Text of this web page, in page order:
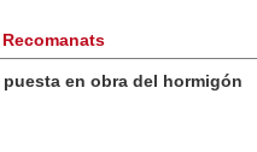
Recomanats
Botánica Agroalimentaria